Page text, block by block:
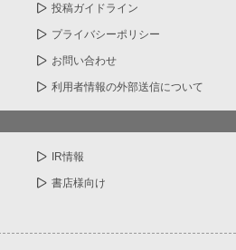
投稿ガイドライン
プライバシーポリシー
お問い合わせ
利用者情報の外部送信について
IR情報
書店様向け